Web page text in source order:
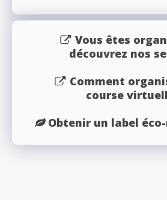
Vous êtes
découvrez nos
Comment
course
Obtenir un label